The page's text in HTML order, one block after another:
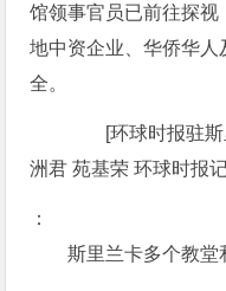
馆领事官员已前往探视
地中资企业、华侨华
全。
[环球时报驻斯
洲君 苑基荣 环球时报
：
斯里兰卡多个教堂